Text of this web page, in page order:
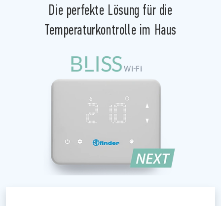
Die perfekte Lösung für die
Temperaturkontrolle im Haus